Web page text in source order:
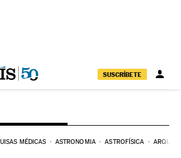
SUSCRÍBETE
MÉDICAS ASTRONOMIA ASTROFÍSICA